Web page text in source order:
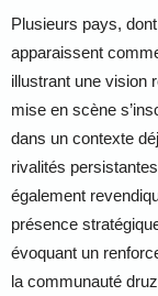
Plusieurs pays, dont
apparaissent
illustrant une vision
mise en scène
dans un contexte
rivalités
également
présence
évoquant un
la communauté